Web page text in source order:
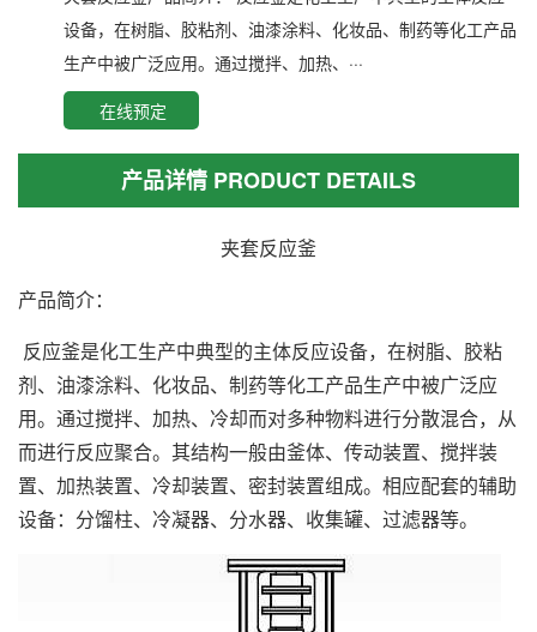
设备，在树脂、胶粘剂、油漆涂料、化妆品、制药等化工产品
生产中被广泛应用。通过搅拌、加热、···
在线预定
产品详情 PRODUCT DETAILS
夹套反应釜
产品简介：
反应釜是化工生产中典型的主体反应设备，在树脂、胶粘
剂、油漆涂料、化妆品、制药等化工产品生产中被广泛应
用。通过搅拌、加热、冷却而对多种物料进行分散混合，从
而进行反应聚合。其结构一般由釜体、传动装置、搅拌装
置、加热装置、冷却装置、密封装置组成。相应配套的辅助
设备：分馏柱、冷凝器、分水器、收集罐、过滤器等。